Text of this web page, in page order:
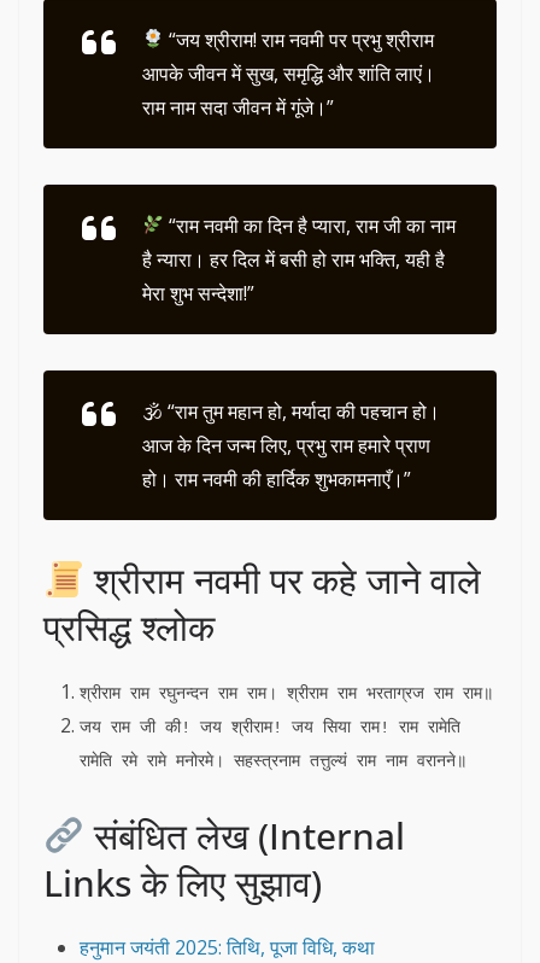
“जय श्रीराम! राम नवमी पर प्रभु श्रीराम
आपके जीवन में सुख, समृद्धि और शांति लाएं।
राम नाम सदा जीवन में गूंजे।”
“राम नवमी का दिन है प्यारा, राम जी का नाम
है न्यारा। हर दिल में बसी हो राम भक्ति, यही है
मेरा शुभ सन्देशा!”
🕉 “राम तुम महान हो, मर्यादा की पहचान हो।
आज के दिन जन्म लिए, प्रभु राम हमारे प्राण
हो। राम नवमी की हार्दिक शुभकामनाएँ।”
श्रीराम नवमी पर कहे जाने वाले
प्रसिद्ध श्लोक
श्रीराम राम रघुनन्दन राम राम। श्रीराम राम भरताग्रज राम राम॥
जय राम जी की! जय श्रीराम! जय सिया राम! राम रामेति
रामेति रमे रामे मनोरमे। सहस्त्रनाम तत्तुल्यं राम नाम वरानने॥
संबंधित लेख (Internal
Links के लिए सुझाव)
हनुमान जयंती 2025: तिथि, पूजा विधि, कथा